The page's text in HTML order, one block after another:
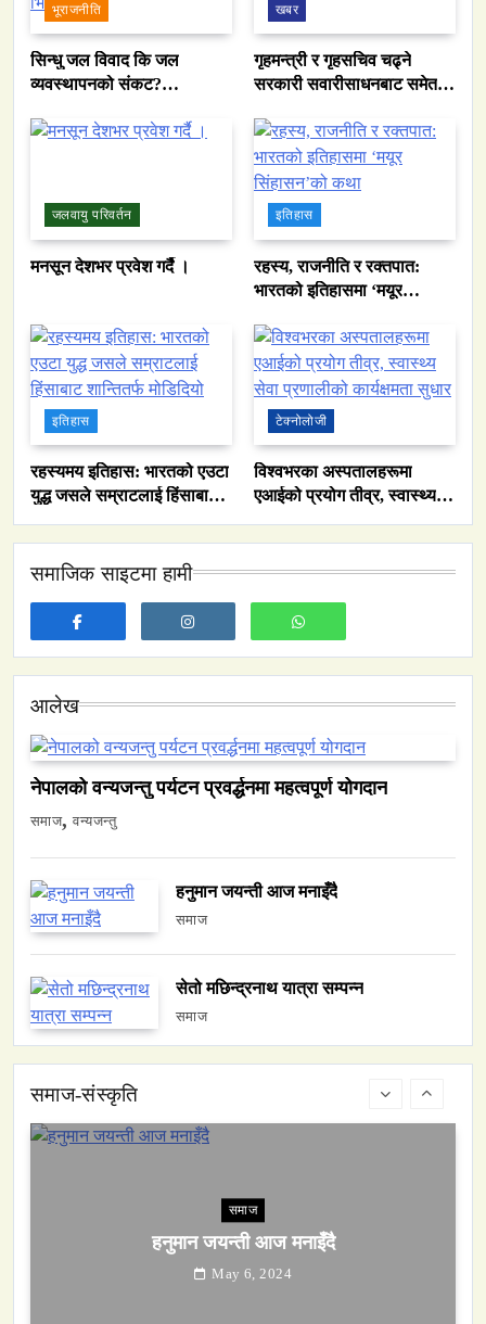
भूराजनीति
सिन्धु जल विवाद कि जल
व्यवस्थापनको संकट?
भित्री कथा
खबर
गृहमन्त्री र गृहसचिव चढ्ने
सरकारी सवारीसाधनबाट समेत
जलवायु परिवर्तन
मनसून देशभर प्रवेश गर्दै ।
इतिहास
रहस्य, राजनीति र रक्तपात:
भारतको इतिहासमा ‘मयूर
इतिहास
रहस्यमय इतिहास: भारतको एउटा
युद्ध जसले सम्राटलाई हिंसाबाट
टेक्नोलोजी
विश्वभरका अस्पतालहरूमा
एआईको प्रयोग तीव्र, स्वास्थ्य
समाजिक साइटमा हामी
आलेख
नेपालको वन्यजन्तु पर्यटन प्रवर्द्धनमा महत्वपूर्ण योगदान
समाज वन्यजन्तु
हनुमान जयन्ती आज मनाइँदै
समाज
सेतो मछिन्द्रनाथ यात्रा सम्पन्न
समाज
समाज-संस्कृति
समाज
नेपालमा युनिफिकेशन चर्चको सम्बन्ध उजागर
May 6, 2024
नेपालको वन्यजन्तु पर्यटन प्रवर्द्धनमा महत्वपूर्ण योगदान
हनुमान जयन्ती आज मनाइँदै